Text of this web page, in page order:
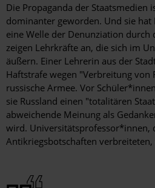
Die Propaganda der Staatsmedien
dominanter geworden. Und sie hat
eine Welle der Denunziation durch
zeigen Lehrkräfte an, die sich im
äußern. Einer Lehrerin aus der
Haftstrafe wegen "Verbreitung von
russische Armee. Vor
sie Russland einen "totalitären
abweichende Meinung als
wird. Universitätsprofessor*innen,
Antikriegsbotschaften